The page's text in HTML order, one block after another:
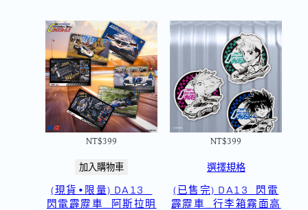
NT$399
加入購物車
(現貨•限量) DA13_
閃電霹靂車_阿斯拉明
NT$399
選擇規格
(已售完) DA13_閃電
霹靂車_行李箱霧面高